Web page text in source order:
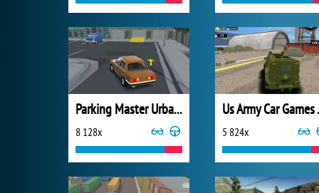
Parking Master Urban Challenges
8 128x
Us
5 824x